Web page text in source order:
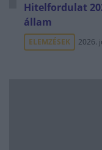
Hitelfordulat
állam
ELEMZÉSEK 2026.